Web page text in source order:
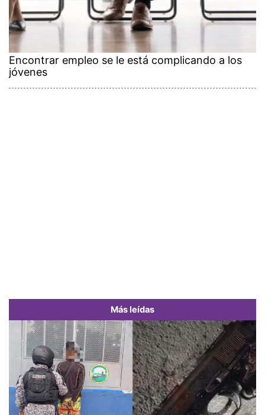
Encontrar empleo se le está complicando a los
jóvenes
Más leídas